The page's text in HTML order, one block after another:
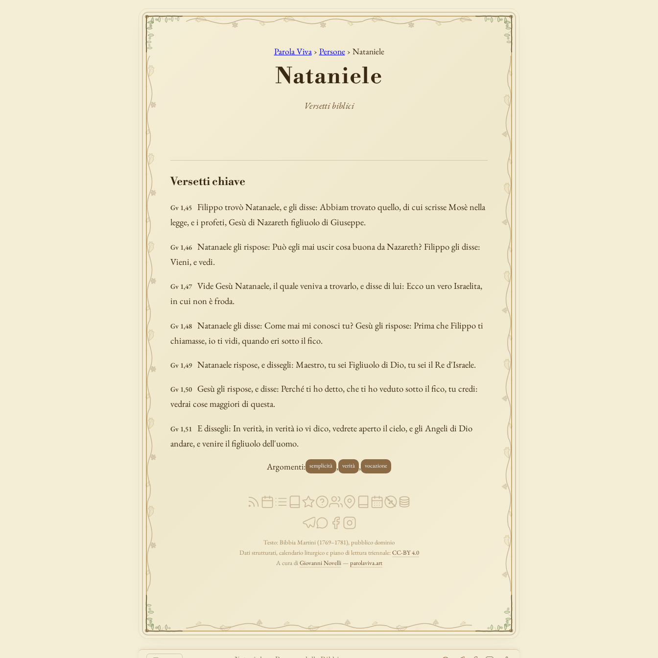
Parola Viva› Persone› Nataniele
Nataniele
Versetti biblici
Versetti chiave
Gv 1,45 Filippo trovò Natanaele, e gli disse: Abbiam trovato quello, di cui scrisse Mosè nella
legge, e i profeti, Gesù di Nazareth figliuolo di Giuseppe.
Gv 1,46 Natanaele gli rispose: Può egli mai uscir cosa buona da Nazareth? Filippo gli disse:
Vieni, e vedi.
Gv 1,47 Vide Gesù Natanaele, il quale veniva a trovarlo, e disse di lui: Ecco un vero Israelita,
in cui non è froda.
Gv 1,48 Natanaele gli disse: Come mai mi conosci tu? Gesù gli rispose: Prima che Filippo ti
chiamasse, io ti vidi, quando eri sotto il fico.
Gv 1,49 Natanaele rispose, e dissegli: Maestro, tu sei Figliuolo di Dio, tu sei il Re d'Israele.
Gv 1,50 Gesù gli rispose, e disse: Perché ti ho detto, che ti ho veduto sotto il fico, tu credi:
vedrai cose maggiori di questa.
Gv 1,51
E dissegli: In verità, in verità io vi dico, vedrete aperto il cielo, e gli Angeli di Dio
andare, e venire il figliuolo dell'uomo.
Argomenti: semplicità , verità , vocazione
Testo: Bibbia Martini (1769–1781), pubblico dominio
Dati strutturati, calendario liturgico e piano di lettura triennale: CC-BY 4.0
A cura diGiovanni Novelli—parolaviva.art